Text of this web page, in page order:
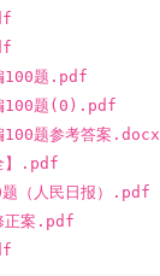
题.pdf
100题(0).pdf
题参考答案.docx
】.pdf
人民日报）.pdf
案.pdf